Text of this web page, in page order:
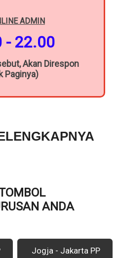
ADMIN
- 22.00
Akan Direspon
Paginya)
ANDA
Jogja - Jakarta PP